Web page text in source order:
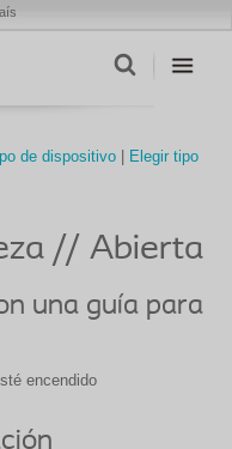
de dispositivo
Elegir tipo
// Abierta
una guía para
encendido